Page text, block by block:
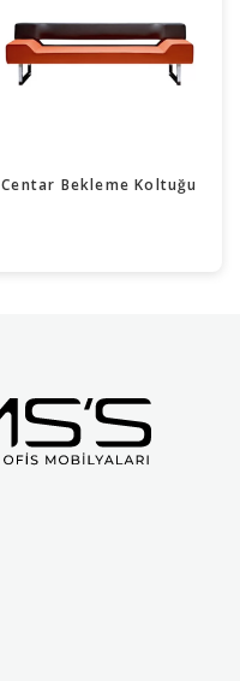
Centar Bekleme Koltuğu